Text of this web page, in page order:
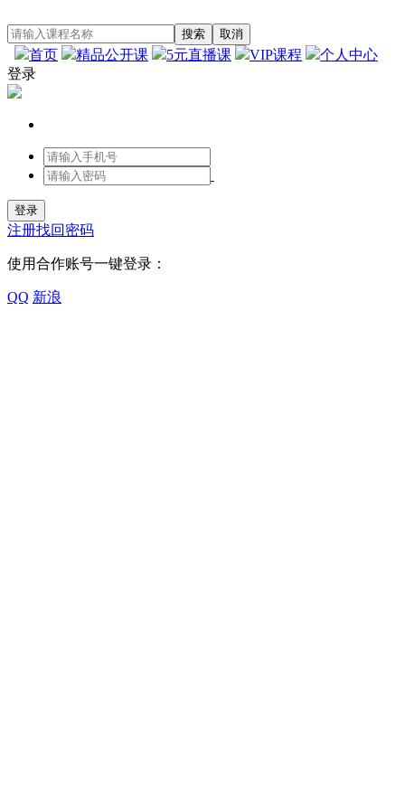
首页 精品公开课 5元直播课 VIP课程
个人中心
登录
注册找回密码
使用合作账号一键登录：
QQ 新浪